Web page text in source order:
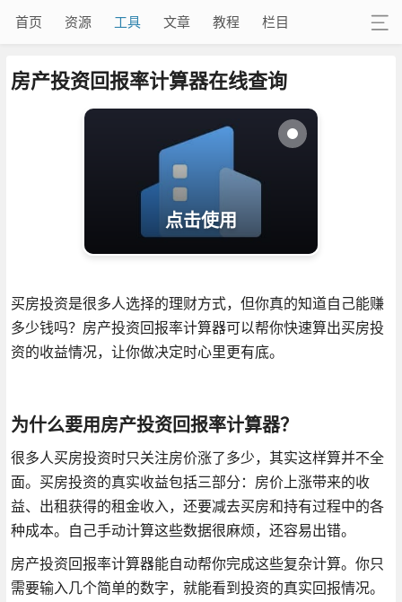
首页 资源 工具 文章 教程 栏目
房产投资回报率计算器在线查询
点击使用
买房投资是很多人选择的理财方式，但你真的知道自己能赚
多少钱吗？房产投资回报率计算器可以帮你快速算出买房投
资的收益情况，让你做决定时心里更有底。
为什么要用房产投资回报率计算器？
很多人买房投资时只关注房价涨了多少，其实这样算并不全
面。买房投资的真实收益包括三部分：房价上涨带来的收
益、出租获得的租金收入，还要减去买房和持有过程中的各
种成本。自己手动计算这些数据很麻烦，还容易出错。
房产投资回报率计算器能自动帮你完成这些复杂计算。你只
需要输入几个简单的数字，就能看到投资的真实回报情况。